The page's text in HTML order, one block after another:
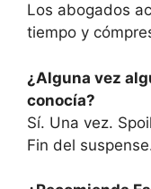
Los abogados
tiempo y
¿Alguna vez
conocía?
Sí. Una vez.
Fin del